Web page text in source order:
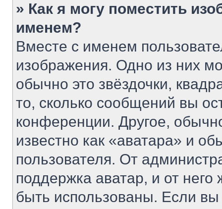
» Как я могу поместить
именем?
Вместе с именем
изображения. Одно из них
обычно это звёздочки,
то, сколько сообщений вы
конференции. Другое,
известно как «аватара» и
пользователя. От
поддержка аватар, и от него
быть использованы. Если